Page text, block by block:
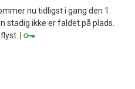
nu tidligst i gang den 1.
stadig ikke er faldet på plads.
|